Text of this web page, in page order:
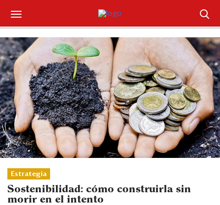
Suscríbase
Iniciar sesión
Portada
¿Qué está pasando?
Sectores y Empresas
Management
Economía y Finanzas
Legal y Política
Estrategia
Sostenibilidad: cómo construirla sin
morir en el intento